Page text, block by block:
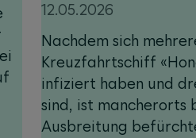
12.05.2026
Nachdem sich
Kreuzfahrtschiff
infiziert haben und
sind, ist mancherorts
Ausbreitung